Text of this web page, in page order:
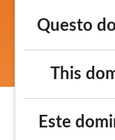
Questo
This
Este